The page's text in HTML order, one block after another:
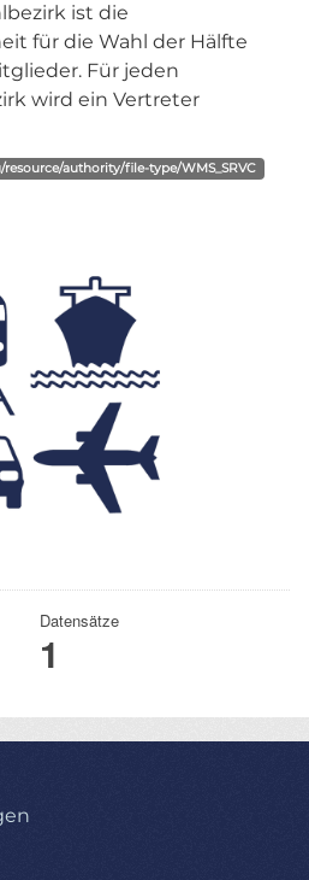
Datensätze
1
ist die
für die Wahl der Hälfte
Für jeden
wird ein Vertreter
authority/file-type/WMS_SRVC